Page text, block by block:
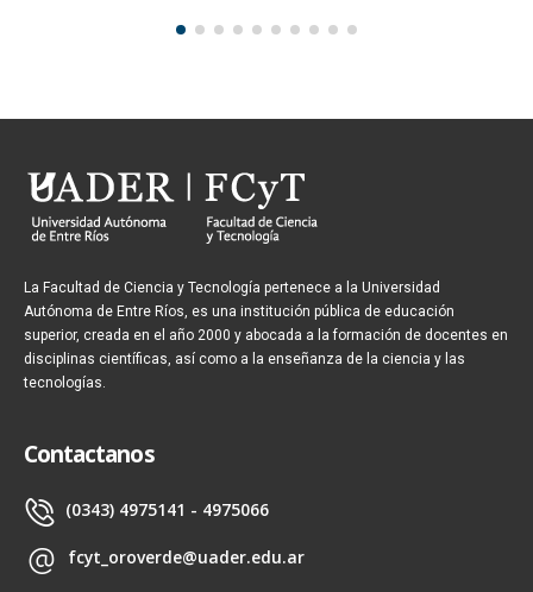
La Facultad de Ciencia y Tecnología pertenece a la Universidad
Autónoma de Entre Ríos, es una institución pública de educación
superior, creada en el año 2000 y abocada a la formación de docentes en
disciplinas científicas, así como a la enseñanza de la ciencia y las
tecnologías.
Contactanos
(0343) 4975141 - 4975066
fcyt_oroverde@uader.edu.ar